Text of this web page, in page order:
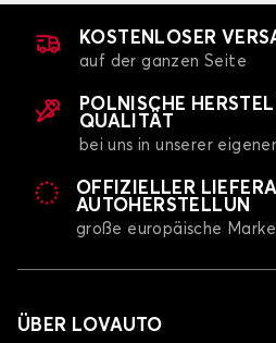
KOSTENLOSER
auf der ganzen Seite
POLNISCHE
QUALITÄT
bei uns in unserer
OFFIZIELLER
AUTOHERSTELLUN
große europäische
ÜBER LOVAUTO